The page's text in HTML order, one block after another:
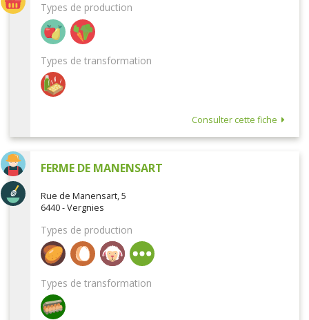
Types de production
Types de transformation
Consulter cette fiche
FERME DE MANENSART
Rue de Manensart, 5
6440 - Vergnies
Types de production
Types de transformation